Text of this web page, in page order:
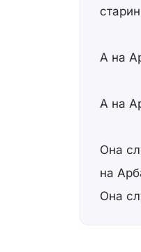
А на
А на
Она
на
Она